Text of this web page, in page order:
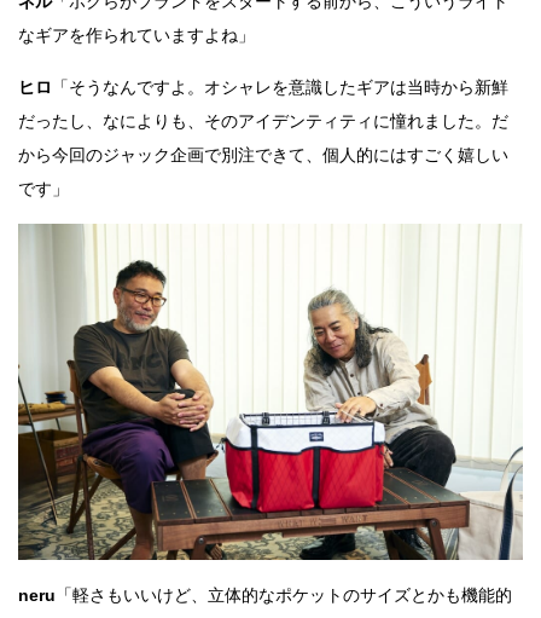
なギアを作られていますよね」
ヒロ
「そうなんですよ。オシャレを意識したギアは当時から新鮮
だったし、なによりも、そのアイデンティティに憧れました。だ
から今回のジャック企画で別注できて、個人的にはすごく嬉しい
です」
neru 「軽さもいいけど、立体的なポケットのサイズとかも機能的